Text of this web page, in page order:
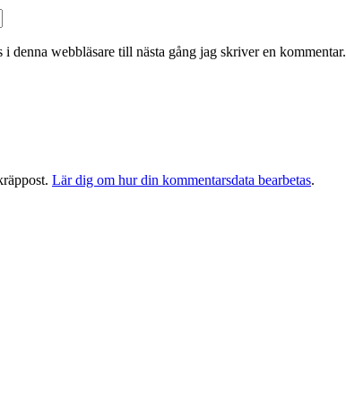
denna webbläsare till nästa gång jag skriver en kommentar.
Lär dig om hur din kommentarsdata bearbetas.